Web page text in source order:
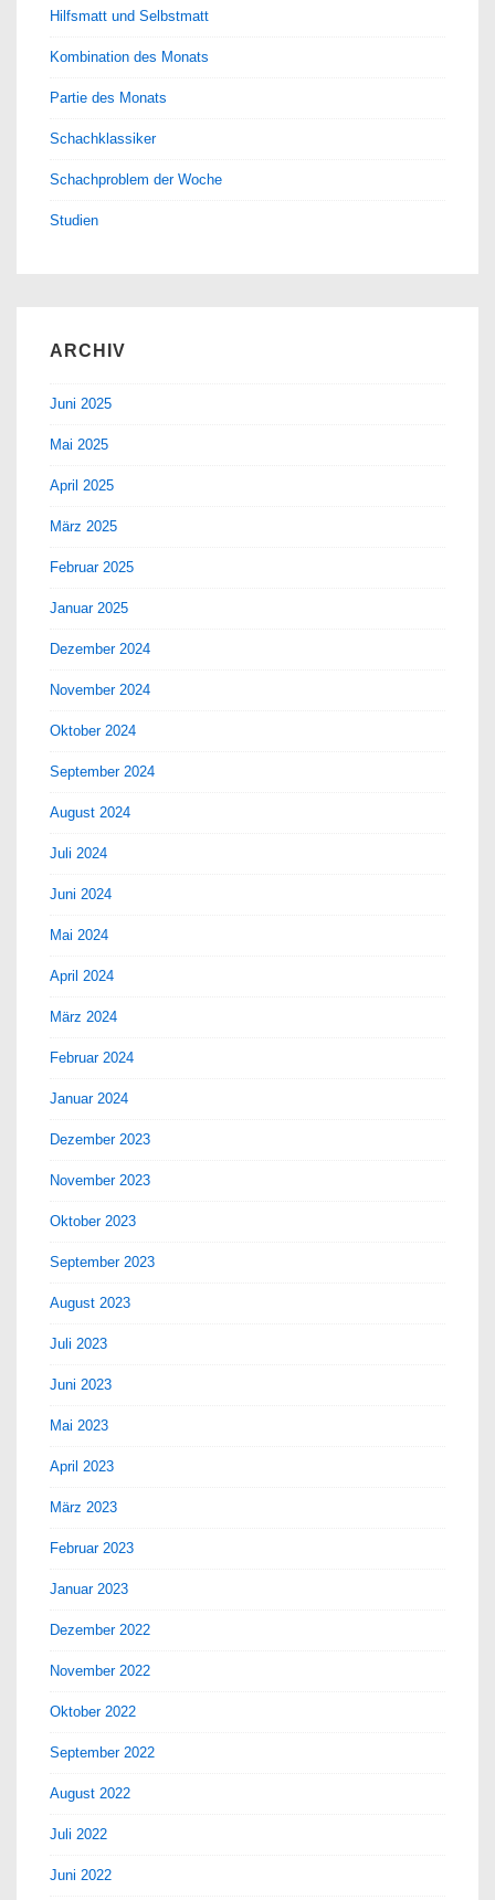
Hilfsmatt und Selbstmatt
Kombination des Monats
Partie des Monats
Schachklassiker
Schachproblem der Woche
Studien
ARCHIV
Juni 2025
Mai 2025
April 2025
März 2025
Februar 2025
Januar 2025
Dezember 2024
November 2024
Oktober 2024
September 2024
August 2024
Juli 2024
Juni 2024
Mai 2024
April 2024
März 2024
Februar 2024
Januar 2024
Dezember 2023
November 2023
Oktober 2023
September 2023
August 2023
Juli 2023
Juni 2023
Mai 2023
April 2023
März 2023
Februar 2023
Januar 2023
Dezember 2022
November 2022
Oktober 2022
September 2022
August 2022
Juli 2022
Juni 2022